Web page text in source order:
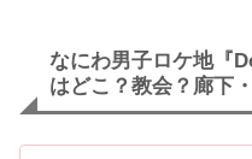
なにわ男子ロケ地『
はどこ？教会？廊下